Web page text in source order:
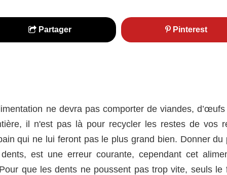
Partager Pinterest
ne devra pas comporter de viandes,
il n'est pas là pour recycler les restes de vos
qui ne lui feront pas le plus grand bien. Donner du
est une erreur courante, cependant cet
que les dents ne poussent pas trop vite, seuls le